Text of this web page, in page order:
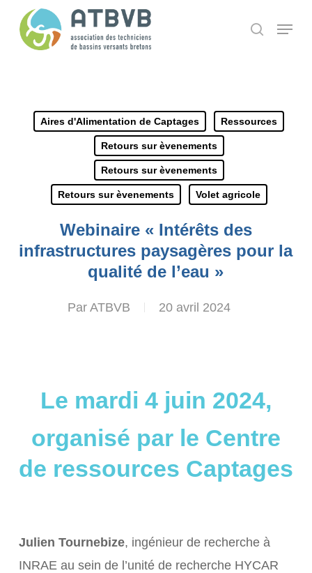
search
Menu
Aires d'Alimentation de Captages Ressources
Retours sur èvenements
Retours sur èvenements
Retours sur èvenements Volet agricole
Webinaire « Intérêts des
infrastructures paysagères pour la
qualité de l’eau »
Par ATBVB 20 avril 2024
Le mardi 4 juin 2024,
organisé par le Centre
de ressources Captages
Julien Tournebize, ingénieur de recherche à
INRAE au sein de l’unité de recherche HYCAR
Panneau de gestion des cookies